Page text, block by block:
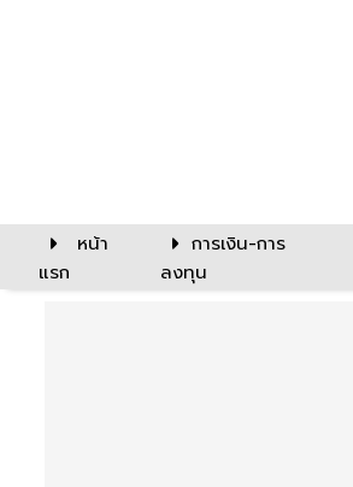
หน้า
แรก
การเงิน-การ
ลงทุน